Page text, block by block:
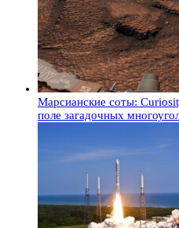
Марсианские соты:
поле загадочных